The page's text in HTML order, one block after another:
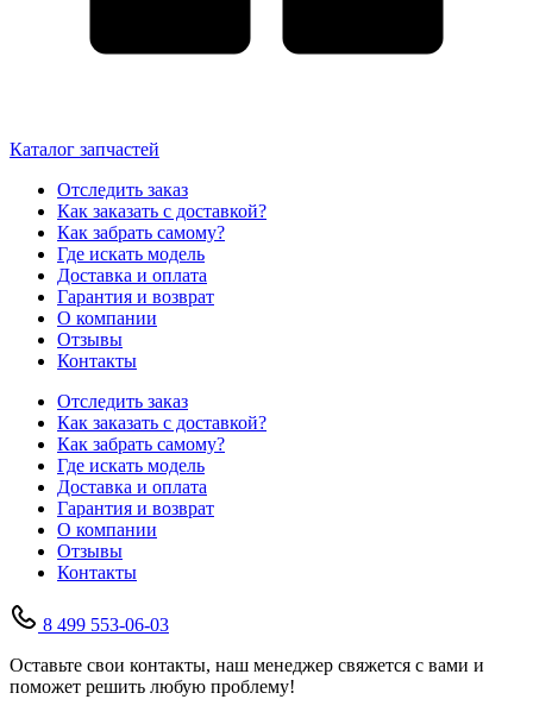
Каталог запчастей
Отследить заказ
Как заказать с доставкой?
Как забрать самому?
Где искать модель
Доставка и оплата
Гарантия и возврат
О компании
Отзывы
Контакты
Отследить заказ
Как заказать с доставкой?
Как забрать самому?
Где искать модель
Доставка и оплата
Гарантия и возврат
О компании
Отзывы
Контакты
8 499 553-06-03
Оставьте свои контакты, наш менеджер свяжется с вами и
поможет решить любую проблему!